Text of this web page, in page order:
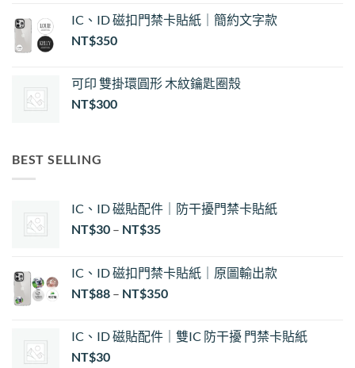
IC、ID 磁扣門禁卡貼紙｜簡約文字款
NT$350
可印 雙掛環圓形 木紋鑰匙圈殼
NT$300
BEST SELLING
IC、ID 磁貼配件｜防干擾門禁卡貼紙
NT$30 – NT$35價
圍：
NT$30
NT$35
IC、ID 磁扣門禁卡貼紙｜原圖輸出款
NT$88 – NT$350
IC、ID 磁貼配件｜雙IC 防干擾 門禁卡貼紙
NT$30